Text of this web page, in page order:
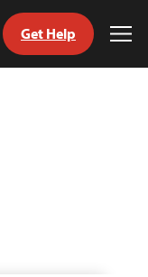
Get Help